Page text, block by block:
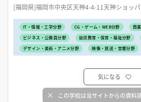
[福岡県]福岡市中央区天神4-4-11天神ショッ
IT・情報・工学分野 CG・ゲーム・WEB分野
商
ビジネス・公務員分野
幼児教育・保育・福祉分野
デザイン・美術・アニメ分野
映像・放送・音響分野
気になる
この学校は当サイトからの資料